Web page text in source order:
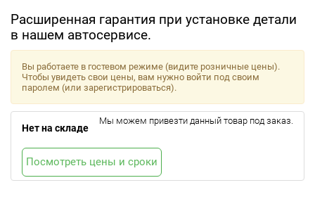
Расширенная гарантия при установке детали
в нашем автосервисе.
Вы работаете в гостевом режиме (видите розничные цены).
Чтобы увидеть свои цены, вам нужно войти под своим
паролем (или зарегистрироваться).
Нет на складе
Мы можем привезти данный товар под заказ.
Посмотреть цены и сроки